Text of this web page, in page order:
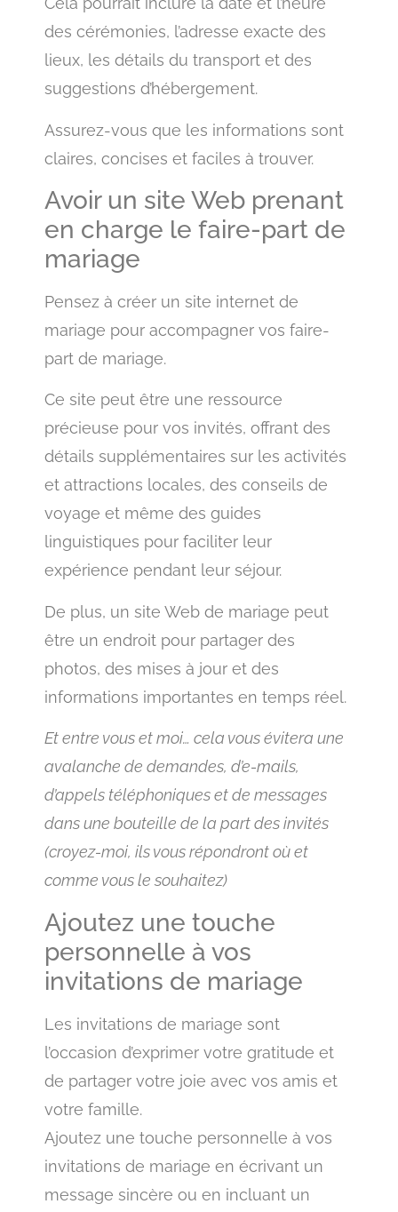
des cérémonies, l’adresse exacte des
lieux, les détails du transport et des
suggestions d’hébergement.
Assurez-vous que les informations sont
claires, concises et faciles à trouver.
Avoir un site Web prenant
en charge le faire-part de
mariage
Pensez à créer un site internet de
mariage pour accompagner vos faire-
part de mariage.
Ce site peut être une ressource
précieuse pour vos invités, offrant des
détails supplémentaires sur les activités
et attractions locales, des conseils de
voyage et même des guides
linguistiques pour faciliter leur
expérience pendant leur séjour.
De plus, un site Web de mariage peut
être un endroit pour partager des
photos, des mises à jour et des
informations importantes en temps réel.
Et entre vous et moi… cela vous évitera une
avalanche de demandes, d’e-mails,
d’appels téléphoniques et de messages
dans une bouteille de la part des invités
(croyez-moi, ils vous répondront où et
comme vous le souhaitez)
Ajoutez une touche
personnelle à vos
invitations de mariage
Les invitations de mariage sont
l’occasion d’exprimer votre gratitude et
de partager votre joie avec vos amis et
votre famille.
Ajoutez une touche personnelle à vos
invitations de mariage en écrivant un
message sincère ou en incluant un